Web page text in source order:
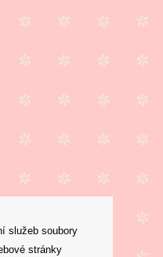
služeb soubory
stránky